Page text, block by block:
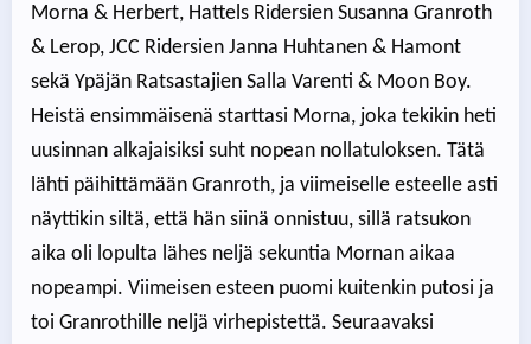
Morna & Herbert, Hattels Ridersien Susanna Granroth
& Lerop, JCC Ridersien Janna Huhtanen & Hamont
sekä Ypäjän Ratsastajien Salla Varenti & Moon Boy.
Heistä ensimmäisenä starttasi Morna, joka tekikin heti
uusinnan alkajaisiksi suht nopean nollatuloksen. Tätä
lähti päihittämään Granroth, ja viimeiselle esteelle asti
näyttikin siltä, että hän siinä onnistuu, sillä ratsukon
aika oli lopulta lähes neljä sekuntia Mornan aikaa
nopeampi. Viimeisen esteen puomi kuitenkin putosi ja
toi Granrothille neljä virhepistettä. Seuraavaksi